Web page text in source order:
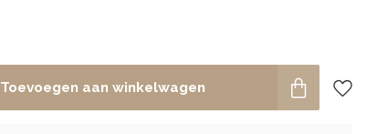
Toevoegen aan winkelwagen